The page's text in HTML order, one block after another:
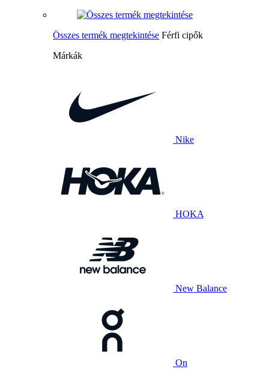
Összes termék megtekintése Férfi cipők
Márkák
Nike
HOKA
New Balance
On